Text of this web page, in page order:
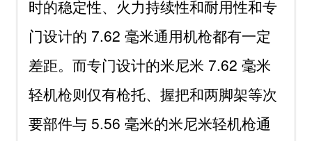
时的稳定性、火力持续性和耐用性和专
门设计的 7.62 毫米通用机枪都有一定
差距。而专门设计的米尼米 7.62 毫米
轻机枪则仅有枪托、握把和两脚架等次
要部件与 5.56 毫米的米尼米轻机枪通